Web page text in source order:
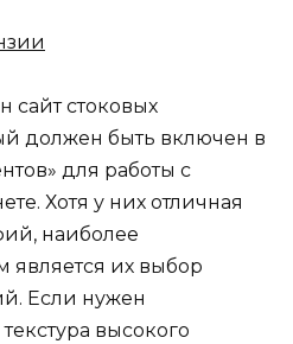
стоковых
должен быть включен в
для работы с
Хотя у них отличная
наиболее
является их выбор
Если нужен
высокого